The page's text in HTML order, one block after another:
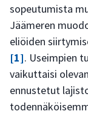
sopeutumista
Jäämeren
eliöiden
[1]. Useimpien
vaikuttaisi
ennustetut